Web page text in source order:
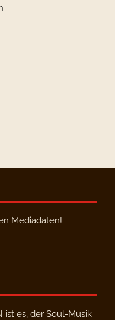
Mediadaten!
ist es, der Soul-Musik